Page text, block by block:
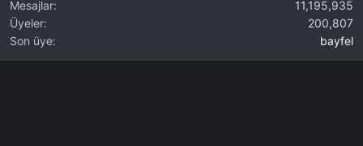
Mesajlar
11,195,935
Üyeler
200,807
Son üye
bayfel